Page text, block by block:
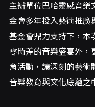
主辦單位巴哈靈感音樂
金會多年投入藝術推廣
基金會鼎力支持下，本
零時差的音樂盛宴外，
育活動，讓深刻的藝術
音樂教育與文化底蘊之